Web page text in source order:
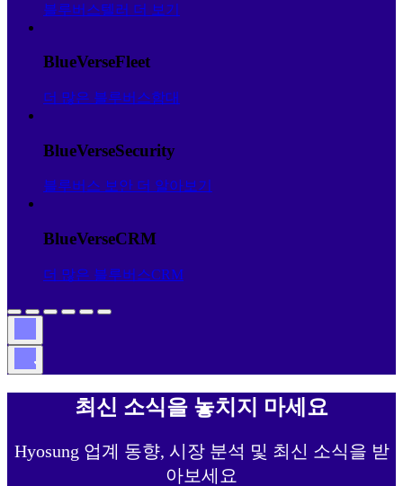
블루버스텔러 더 보기
BlueVerseFleet
더 많은 블루버스함대
BlueVerseSecurity
블루버스 보안 더 알아보기
BlueVerseCRM
더 많은 블루버스CRM
이
전
다
음
최신 소식을 놓치지 마세요
Hyosung 업계 동향, 시장 분석 및 최신 소식을 받
아보세요